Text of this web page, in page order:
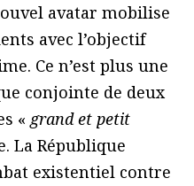
avatar mobilise
avec l’objectif
Ce n’est plus une
conjointe de deux
« grand et petit
La République
existentiel contre